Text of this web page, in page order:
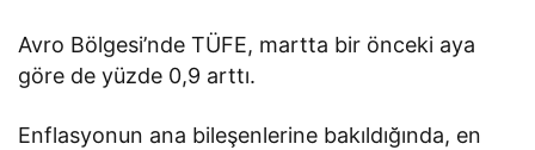
Avro Bölgesi’nde TÜFE, martta bir önceki aya
göre de yüzde 0,9 arttı.
Enflasyonun ana bileşenlerine bakıldığında, en